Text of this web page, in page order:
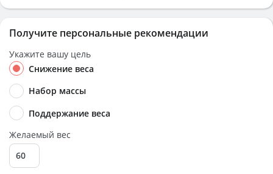
Получите персональные рекомендации
Укажите вашу цель
Снижение веса
Набор массы
Поддержание веса
Желаемый вес